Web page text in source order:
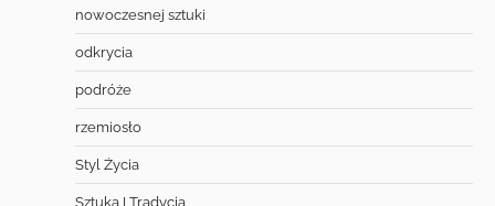
nowoczesnej sztuki
odkrycia
podróże
rzemiosło
Styl Życia
Sztuka I Tradycja